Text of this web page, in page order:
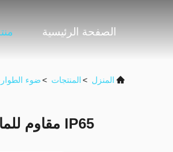
الصفحة الرئيسية
المنزل >المنتجات >ضوء
IP65 مقاوم للماء ضوء الطوارئ LED 3W التجاري